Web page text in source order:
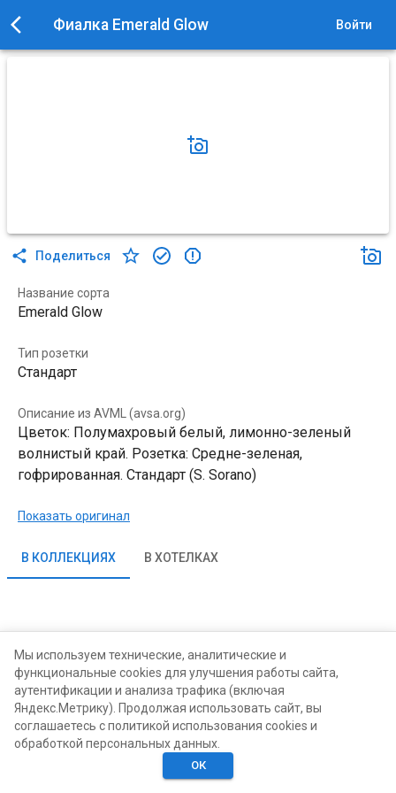
Фиалка Emerald Glow Войти
Поделиться
Название сорта
Emerald Glow
Тип розетки
Стандарт
Описание из AVML (avsa.org)
Цветок: Полумахровый белый, лимонно-зеленый
волнистый край. Розетка: Средне-зеленая,
гофрированная. Стандарт (S. Sorano)
Показать оригинал
В КОЛЛЕКЦИЯХ В ХОТЕЛКАХ
Хотелки
Мы используем технические, аналитические и
функциональные cookies для улучшения работы сайта,
аутентификации и анализа трафика (включая
Яндекс.Метрику). Продолжая использовать сайт, вы
соглашаетесь с политикой использования cookies и
обработкой персональных данных.
ОК